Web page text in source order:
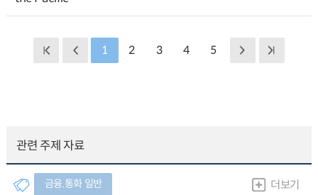
1 2 3 4 5
관련 주제 자료
금융.통화 일반 더보기